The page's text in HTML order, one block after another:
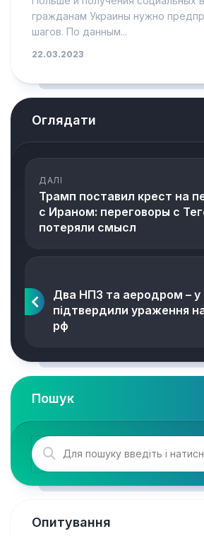
гражданам Украины нужно
шагов. По данным...
22.03.2023
Оглядати
ДАЛІ
Трамп поставил крест на
с Ираном: переговоры с
потеряли смысл
Два НПЗ та аеродром – у
підтвердили ураження
рф
Пошук
Опитування